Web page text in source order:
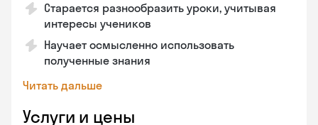
Старается разнообразить уроки, учитывая
интересы учеников
Научает осмысленно использовать
полученные знания
Читать дальше
Услуги и цены